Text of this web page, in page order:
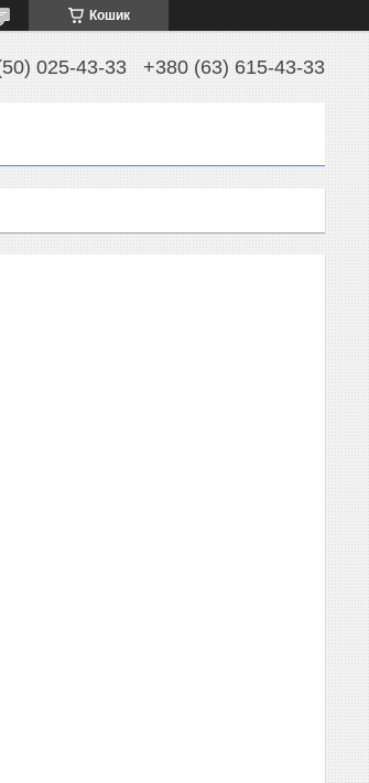
Кошик
025-43-33 +380 (63) 615-43-33